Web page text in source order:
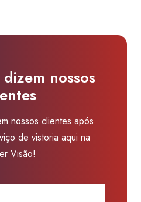
nossos
nossos clientes após
de vistoria aqui na
Visão!